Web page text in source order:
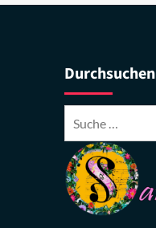
Durchsuchen